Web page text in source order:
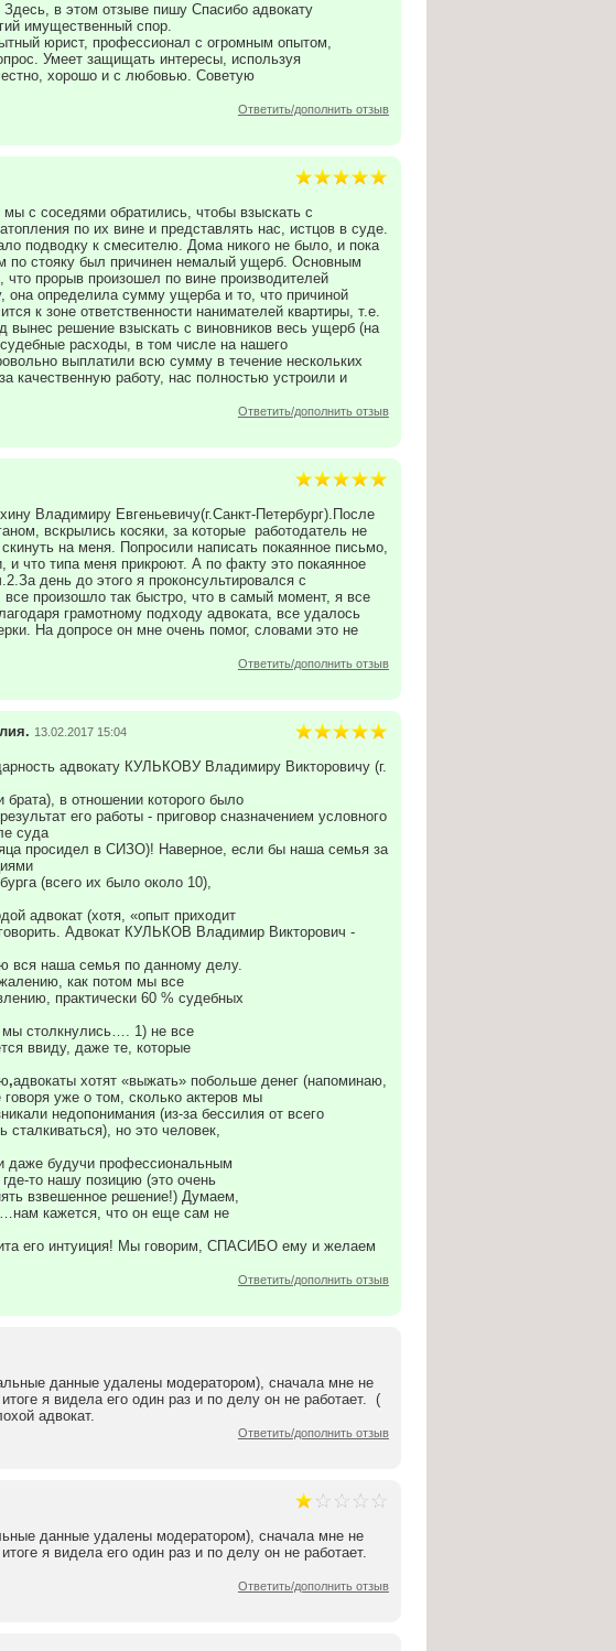
Здесь, в этом отзыве пишу Спасибо адвокату
имущественный спор.
юрист, профессионал с огромным опытом,
Умеет защищать интересы, используя
хорошо и с любовью. Советую
Ответить/дополнить отзыв
с соседями обратились, чтобы взыскать с
по их вине и представлять нас, истцов в суде.
подводку к смесителю. Дома никого не было, и пока
по стояку был причинен немалый ущерб. Основным
что прорыв произошел по вине производителей
она определила сумму ущерба и то, что причиной
к зоне ответственности нанимателей квартиры, т.е.
вынес решение взыскать с виновников весь ущерб (на
расходы, в том числе на нашего
выплатили всю сумму в течение нескольких
качественную работу, нас полностью устроили и
Ответить/дополнить отзыв
Владимиру Евгеньевичу(г.Санкт-Петербург).После
вскрылись косяки, за которые работодатель не
на меня. Попросили написать покаянное письмо,
и что типа меня прикроют. А по факту это покаянное
день до этого я проконсультировался с
произошло так быстро, что в самый момент, я все
грамотному подходу адвоката, все удалось
На допросе он мне очень помог, словами это не
Ответить/дополнить отзыв
13.02.2017 15:04
адвокату КУЛЬКОВУ Владимиру Викторовичу (г.
в отношении которого было
его работы - приговор сназначением условного
суда
просидел в СИЗО)! Наверное, если бы наша семья за
(всего их было около 10),
адвокат (хотя, «опыт приходит
Адвокат КУЛЬКОВ Владимир Викторович -
вся наша семья по данному делу.
как потом мы все
практически 60 % судебных
мы столкнулись…. 1) не все
ввиду, даже те, которые
,адвокаты хотят «выжать» побольше денег (напоминаю,
говоря уже о том, сколько актеров мы
недопонимания (из-за бессилия от всего
сталкиваться), но это человек,
даже будучи профессиональным
то нашу позицию (это очень
взвешенное решение!) Думаем,
кажется, что он еще сам не
его интуиция! Мы говорим, СПАСИБО ему и желаем
Ответить/дополнить отзыв
данные удалены модератором), сначала мне не
я видела его один раз и по делу он не работает. (
адвокат.
Ответить/дополнить отзыв
данные удалены модератором), сначала мне не
я видела его один раз и по делу он не работает.
Ответить/дополнить отзыв